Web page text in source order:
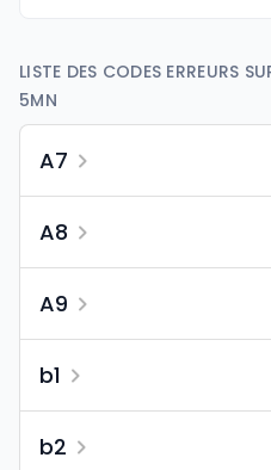
LISTE DES CODES ERREURS
5MN
A7
A8
A9
b1
b2